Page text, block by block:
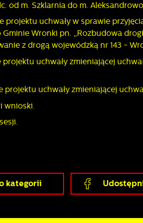
od m. Szklarnia do m.
projektu uchwały w sprawie
Gminie Wronki pn. „Rozbudowa
z drogą wojewódzką nr 143 -
projektu uchwały zmieniającej
projektu uchwały zmieniającej
wnioski.
kategorii